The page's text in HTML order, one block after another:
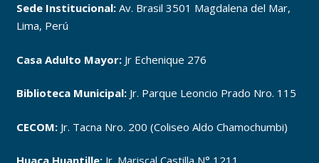
Sede Institucional:Av. Brasil 3501 Magdalena del Mar,
Lima, Perú
Casa Adulto Mayor:Jr Echenique 276
Biblioteca Municipal:Jr. Parque Leoncio Prado Nro. 115
CECOM:Jr. Tacna Nro. 200 (Coliseo Aldo Chamochumbi)